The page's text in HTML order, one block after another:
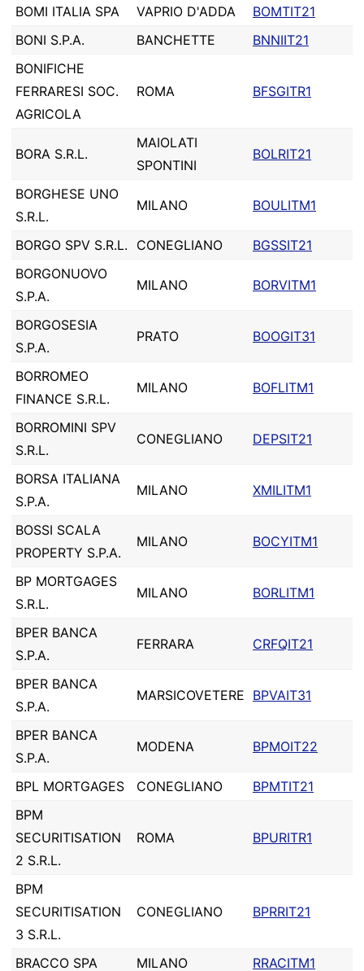
BOMI ITALIA SPA
VAPRIO D'ADDA
BOMTIT21
BONI S.P.A.
BANCHETTE
BNNIIT21
BONIFICHE
FERRARESI SOC.
AGRICOLA
ROMA BFSGITR1
BORA S.R.L.
MAIOLATI
SPONTINI
BOLRIT21
BORGHESE UNO
S.R.L.
MILANO BOULITM1
BORGO SPV S.R.L. CONEGLIANO
BGSSIT21
BORGONUOVO
S.P.A.
MILANO BORVITM1
BORGOSESIA
S.P.A.
PRATO BOOGIT31
BORROMEO
FINANCE S.R.L.
MILANO BOFLITM1
BORROMINI SPV
S.R.L.
CONEGLIANO DEPSIT21
BORSA ITALIANA
S.P.A.
MILANO XMILITM1
BOSSI SCALA
PROPERTY S.P.A.
MILANO BOCYITM1
BP MORTGAGES
S.R.L.
MILANO BORLITM1
BPER BANCA
S.P.A.
FERRARA CRFQIT21
BPER BANCA
S.P.A.
MARSICOVETERE BPVAIT31
BPER BANCA
S.P.A.
MODENA BPMOIT22
BPL MORTGAGES CONEGLIANO
BPMTIT21
BPM
SECURITISATION
2 S.R.L.
ROMA BPURITR1
BPM
SECURITISATION
3 S.R.L.
CONEGLIANO BPRRIT21
BRACCO SPA MILANO
RRACITM1